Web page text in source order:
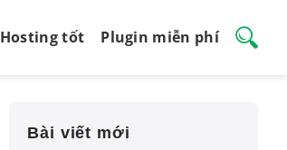
Hosting tốt Plugin miễn phí
Bài viết mới